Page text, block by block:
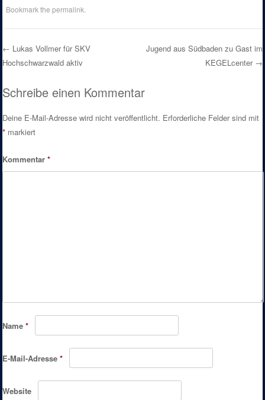
Bookmark thepermalink
Post navigation
← Lukas Vollmer für SKV
Hochschwarzwald aktiv
Jugend aus Südbaden zu Gast im
KEGELcenter →
Schreibe einen Kommentar
Deine E-Mail-Adresse wird nicht veröffentlicht. Erforderliche Felder sind mit
* markiert
Kommentar*
Name*
E-Mail-Adresse*
Website